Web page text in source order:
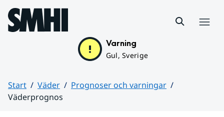
Hoppa till sidans innehåll
Varning
Gul, Sverige
Start Väder
Prognoser och varningar
Väderprognos